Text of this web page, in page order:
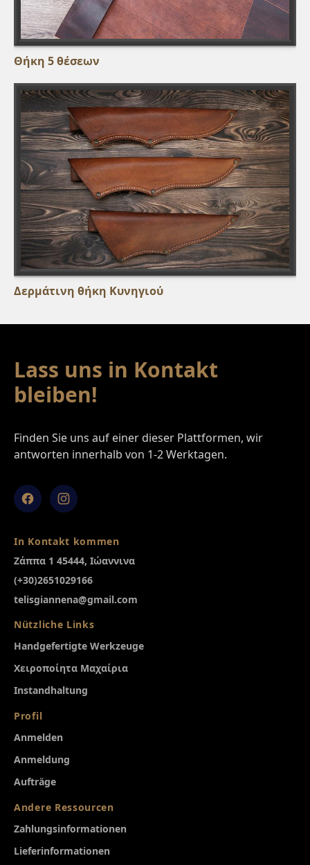
Θήκη 5 θέσεων
Δερμάτινη θήκη Κυνηγιού
Lass uns in Kontakt
bleiben!
Finden Sie uns auf einer dieser Plattformen, wir
antworten innerhalb von 1-2 Werktagen.
FacebookInstagram
In Kontakt kommen
Ζάππα 1 45444, Ιώαννινα
(+30)2651029166
telisgiannena@gmail.com
Nützliche Links
Handgefertigte Werkzeuge
Χειροποίητα Μαχαίρια
Instandhaltung
Profil
Anmelden
Anmeldung
Aufträge
Andere Ressourcen
Zahlungsinformationen
Lieferinformationen